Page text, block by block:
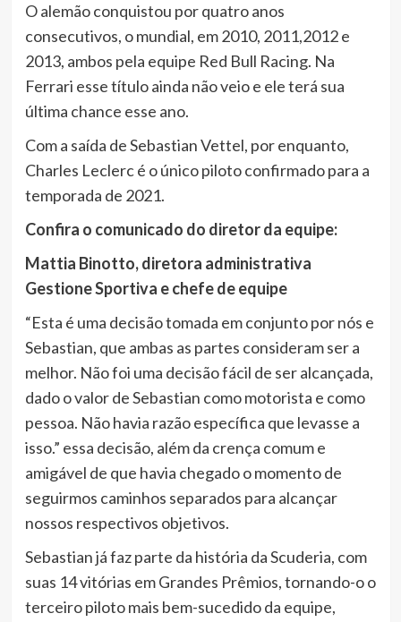
O alemão conquistou por quatro anos
consecutivos, o mundial, em 2010, 2011,2012 e
2013, ambos pela equipe Red Bull Racing. Na
Ferrari esse título ainda não veio e ele terá sua
última chance esse ano.
Com a saída de Sebastian Vettel, por enquanto,
Charles Leclerc é o único piloto confirmado para a
temporada de 2021.
Confira o comunicado do diretor da equipe:
Mattia Binotto, diretora administrativa
Gestione Sportiva e chefe de equipe
“Esta é uma decisão tomada em conjunto por nós e
Sebastian, que ambas as partes consideram ser a
melhor. Não foi uma decisão fácil de ser alcançada,
dado o valor de Sebastian como motorista e como
pessoa. Não havia razão específica que levasse a
isso.” essa decisão, além da crença comum e
amigável de que havia chegado o momento de
seguirmos caminhos separados para alcançar
nossos respectivos objetivos.
Sebastian já faz parte da história da Scuderia, com
suas 14 vitórias em Grandes Prêmios, tornando-o o
terceiro piloto mais bem-sucedido da equipe,